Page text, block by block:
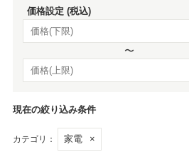
価格設定 (税込)
〜
現在の絞り込み条件
カテゴリ： 家電 ×